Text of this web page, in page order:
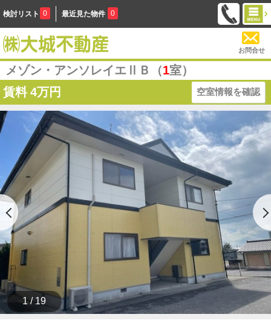
検討リスト 0 最近見た物件 0
お問合せ
メゾン・アンソレイエⅡＢ（1室）
賃料 4万円 空室情報を確認
1 / 19